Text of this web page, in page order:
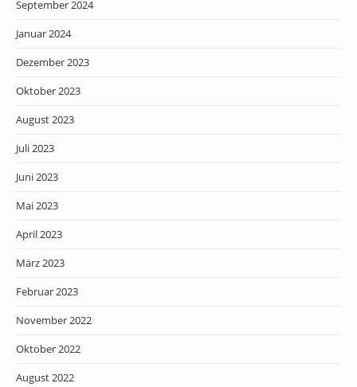
September 2024
Januar 2024
Dezember 2023
Oktober 2023
August 2023
Juli 2023
Juni 2023
Mai 2023
April 2023
März 2023
Februar 2023
November 2022
Oktober 2022
August 2022